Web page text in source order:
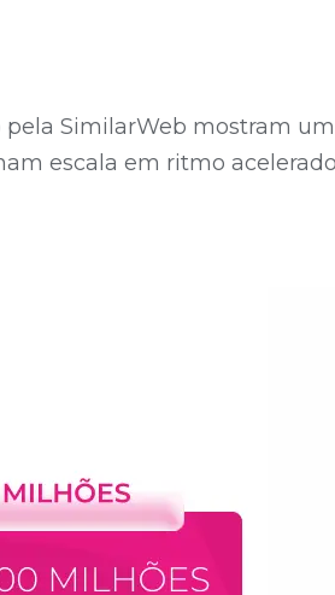
SimilarWeb mostram
escala em ritmo